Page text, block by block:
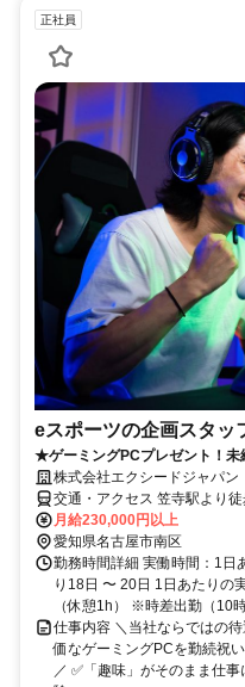
正社員
eスポーツの企画スタッ
★ゲーミングPCプレゼント！未
株式会社エクシードジャパ
交通・アクセス 笠寺駅より
月給230,000円以上
愛知県名古屋市南区
勤務時間詳細 実働時間：1日
り18日 〜 20日 1日あたりの
（休憩1h） ※時差出勤（10
仕事内容 ＼当社ならではの
価なゲーミングPCを勤続祝
／ ✅「趣味」がそのまま仕